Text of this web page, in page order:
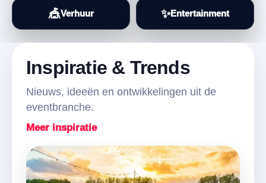
🎪Verhuur ✨Entertainment
Inspiratie & Trends
Nieuws, ideeën en ontwikkelingen uit de
eventbranche.
Meer inspiratie